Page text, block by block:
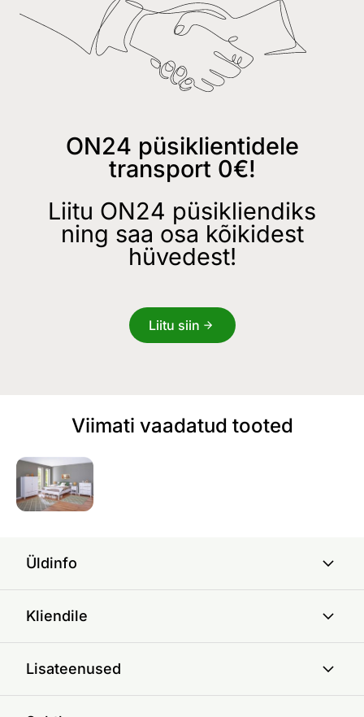
ON24 püsiklientidele
transport 0€!
Liitu ON24 püsikliendiks
ning saa osa kõikidest
hüvedest!
Liitu siin
Viimati vaadatud tooted
Üldinfo
Kliendile
Lisateenused